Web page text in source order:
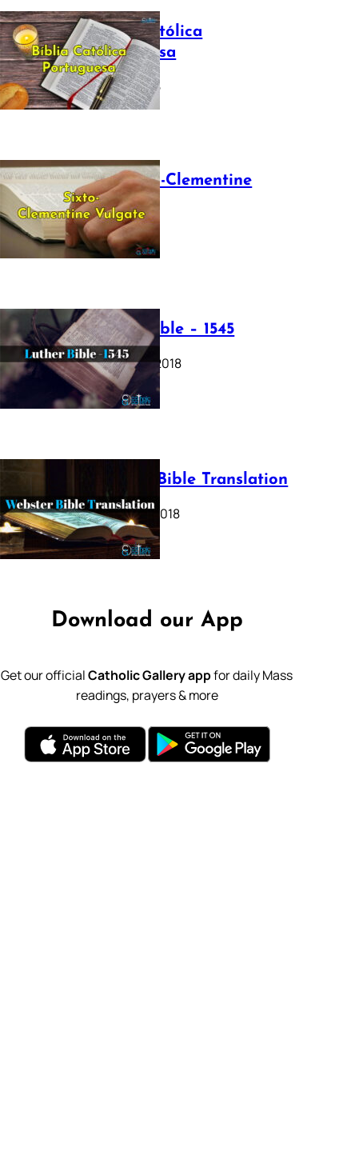
Bíblia Católica
Portuguesa
July 16, 2025
The Sixto-Clementine
Vulgate
July 12, 2025
Luther Bible – 1545
October 17, 2018
Webster Bible Translation
October 11, 2018
Download our App
Get our officialCatholic Gallery appfor daily Mass
readings, prayers & more